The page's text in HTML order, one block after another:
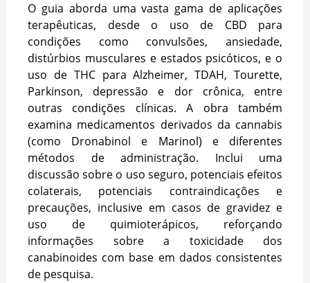
O guia aborda uma vasta gama de aplicações
terapêuticas, desde o uso de CBD para
condições como convulsões, ansiedade,
distúrbios musculares e estados psicóticos, e o
uso de THC para Alzheimer, TDAH, Tourette,
Parkinson, depressão e dor crônica, entre
outras condições clínicas. A obra também
examina medicamentos derivados da cannabis
(como Dronabinol e Marinol) e diferentes
métodos de administração. Inclui uma
discussão sobre o uso seguro, potenciais efeitos
colaterais, potenciais contraindicações e
precauções, inclusive em casos de gravidez e
uso de quimioterápicos, reforçando
informações sobre a toxicidade dos
canabinoides com base em dados consistentes
de pesquisa.